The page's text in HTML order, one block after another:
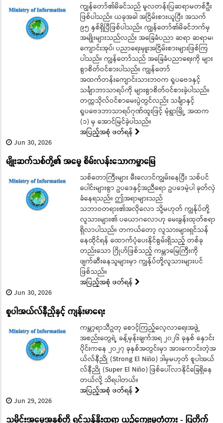
ကျွန်တော်၏မိခင်သည် မူလတန်းပြဆရာမတစ်ဦး
ဖြစ်ပါသည်။ ယခုအခါ အငြိမ်းစားယူပြီး အသက်
၉၅ နှစ်ရှိပြီဖြစ်ပါသည်။ ကျွန်တော်၏မိခင်ဘက်မှ
အမျိုးများသည်လည်း အခြေခံပညာ ဆရာ ဆရာမ၊
ကျောင်းအုပ်၊ ပညာရေးမှူးအငြိမ်းစားများဖြစ်ကြ
ပါသည်။ ကျွန်တော်သည် အခြေခံပညာရေးကို များ
စွာစိတ်ဝင်စားပါသည်။ ကျွန်တော်
အထက်တန်းကျောင်းသားဘဝက ရူပဗေဒနှင့်
သင်္ချာဘာသာရပ်ကို များစွာစိတ်ဝင်စားခဲ့ပါသည်။
တက္ကသိုလ်ဝင်စာမေးပွဲတွင်လည်း သင်္ချာနှင့်
ရူပဗေဒဘာသာရပ်ဂုဏ်ထူးဖြင့် မုံရွာမြို့ အထက
(၁) မှ အောင်မြင်ခဲ့ပါသည်။
အပြည့်အစုံ ဖတ်ရန်
Jun 30, 2026
မျိုးဆက်သစ်တို့၏ အမွေ စိမ်းလန်းသောကမ္ဘာမြေ
သစ်တောကြီးများ မီးလောင်ကျွမ်းနေပြီး သစ်ပင်
ပေါင်းများစွာ ဥပဒေနှင့်အညီရော ဥပဒေမဲ့ပါ ခုတ်လှဲ
ခံနေရသည်။ ဤအရာများသည်
သဘာဝတရား၏အလိုလော သို့မဟုတ် ကျွန်ုပ်တို့
လူသားများ၏ ပယောဂလောဟု မေးခွန်းထုတ်စရာ
ရှိလာပါသည်။ တကယ်တော့ လူသားများရှင်သန်
နေထိုင်ရန် ထောက်ပံ့ပေးနိုင်စွမ်းရှိသည့် တစ်ခု
တည်းသော ဂြိုဟ်ဖြစ်သည့် ကမ္ဘာမြေကြီးကို
ဖျက်ဆီးနေသူများမှာ ကျွန်ုပ်တို့လူသားများပင်
ဖြစ်သည်။
အပြည့်အစုံ ဖတ်ရန်
Jun 30, 2026
စူပါအယ်လ်နီညိုနှင့် ကျန်းမာရေး
ကမ္ဘာ့ရာသီဥတု စောင့်ကြည့်လေ့လာရေးအဖွဲ့
အစည်းတွေရဲ့ ခန့်မှန်းချက်အရ ၂၀၂၆ ခုနှစ် နှောင်း
ပိုင်းကနေ ၂၀၂၇ ခုနှစ်အတွင်းမှာ အားကောင်းတဲ့အ
ယ်လ်နီညို (Strong El Niño) ဒါမှမဟုတ် စူပါအယ်
လ်နီညို (Super El Niño) ဖြစ်ပေါ်လာနိုင်ခြေရှိနေ
တယ်လို့ သိရပါတယ်။
အပြည့်အစုံ ဖတ်ရန်
Jun 29, 2026
သမိုင်းအမွေအနှစ်တို့ ရှင်သန်နိုးထရာ ယဉ်ကျေးမှုတံတား - ပြတိုက်